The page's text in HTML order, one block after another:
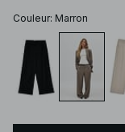
Couleur: Marron